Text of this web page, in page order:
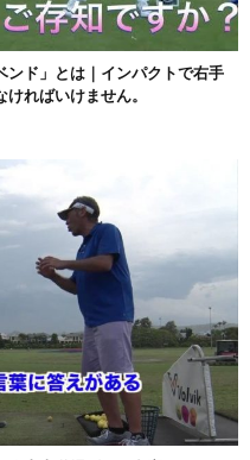
ンド」とは｜インパクトで右手
ればいけません。